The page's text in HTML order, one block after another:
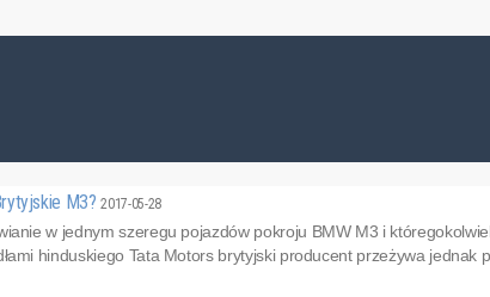
M3?2017-05-28
w jednym szeregu pojazdów pokroju BMW M3 i
hinduskiego Tata Motors brytyjski producent przeżywa jednak